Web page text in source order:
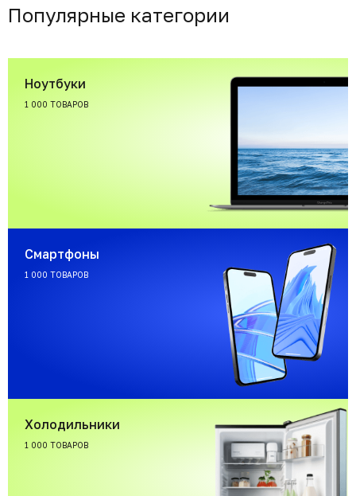
Популярные категории
Ноутбуки
1 000 ТОВАРОВ
Смартфоны
1 000 ТОВАРОВ
Холодильники
1 000 ТОВАРОВ